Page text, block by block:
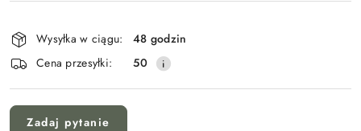
i
dostawa
Wysyłka w ciągu:
48 godzin
Cena przesyłki:
50
Zadaj pytanie